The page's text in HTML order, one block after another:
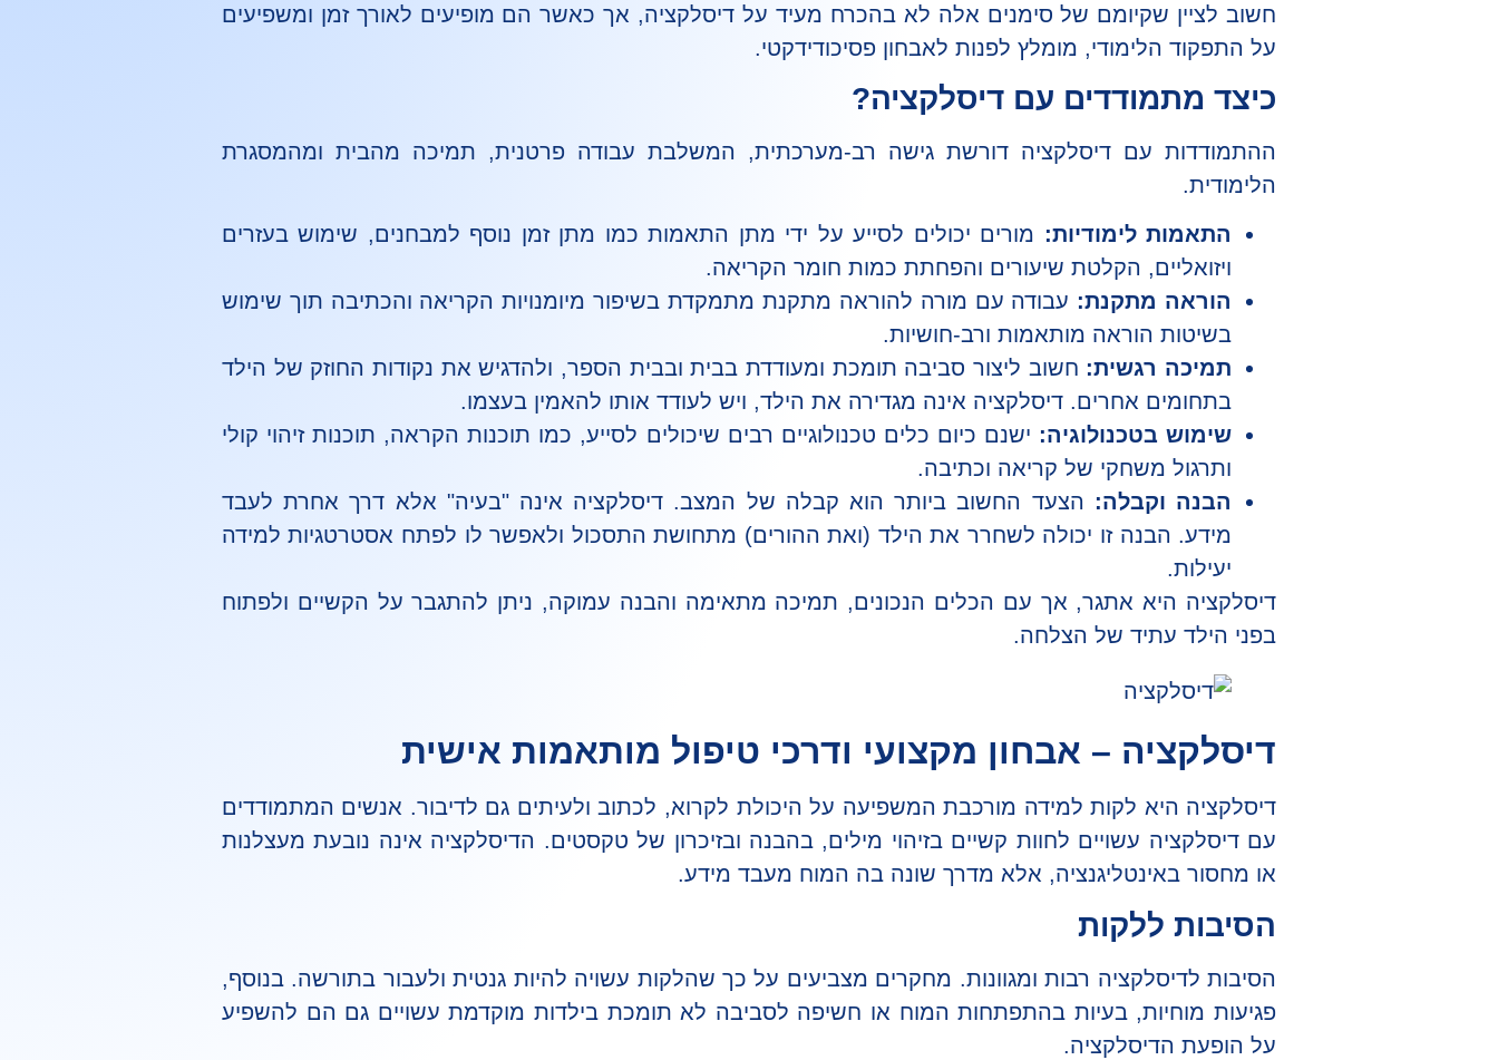
חשוב לציין שקיומם של סימנים אלה לא בהכרח מעיד על דיסלקציה, אך כאשר הם מופיעים לאורך זמן ומשפיעים
על התפקוד הלימודי, מומלץ לפנות לאבחון פסיכודידקטי.
כיצד מתמודדים עם דיסלקציה?
ההתמודדות עם דיסלקציה דורשת גישה רב-מערכתית, המשלבת עבודה פרטנית, תמיכה מהבית ומהמסגרת
הלימודית.
התאמות לימודיות: מורים יכולים לסייע על ידי מתן התאמות כמו מתן זמן נוסף למבחנים, שימוש בעזרים
ויזואליים, הקלטת שיעורים והפחתת כמות חומר הקריאה.
הוראה מתקנת: עבודה עם מורה להוראה מתקנת מתמקדת בשיפור מיומנויות הקריאה והכתיבה תוך שימוש
בשיטות הוראה מותאמות ורב-חושיות.
תמיכה רגשית: חשוב ליצור סביבה תומכת ומעודדת בבית ובבית הספר, ולהדגיש את נקודות החוזק של הילד
בתחומים אחרים. דיסלקציה אינה מגדירה את הילד, ויש לעודד אותו להאמין בעצמו.
שימוש בטכנולוגיה: ישנם כיום כלים טכנולוגיים רבים שיכולים לסייע, כמו תוכנות הקראה, תוכנות זיהוי קולי
ותרגול משחקי של קריאה וכתיבה.
הבנה וקבלה: הצעד החשוב ביותר הוא קבלה של המצב. דיסלקציה אינה "בעיה" אלא דרך אחרת לעבד
מידע. הבנה זו יכולה לשחרר את הילד (ואת ההורים) מתחושת התסכול ולאפשר לו לפתח אסטרטגיות למידה
יעילות.
דיסלקציה היא אתגר, אך עם הכלים הנכונים, תמיכה מתאימה והבנה עמוקה, ניתן להתגבר על הקשיים ולפתוח
בפני הילד עתיד של הצלחה.
דיסלקציה – אבחון מקצועי ודרכי טיפול מותאמות אישית
דיסלקציה היא לקות למידה מורכבת המשפיעה על היכולת לקרוא, לכתוב ולעיתים גם לדיבור. אנשים המתמודדים
עם דיסלקציה עשויים לחוות קשיים בזיהוי מילים, בהבנה ובזיכרון של טקסטים. הדיסלקציה אינה נובעת מעצלנות
או מחסור באינטליגנציה, אלא מדרך שונה בה המוח מעבד מידע.
הסיבות ללקות
הסיבות לדיסלקציה רבות ומגוונות. מחקרים מצביעים על כך שהלקות עשויה להיות גנטית ולעבור בתורשה. בנוסף,
פגיעות מוחיות, בעיות בהתפתחות המוח או חשיפה לסביבה לא תומכת בילדות מוקדמת עשויים גם הם להשפיע
על הופעת הדיסלקציה.